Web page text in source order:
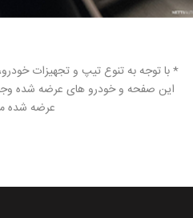
* با توجه به تنوع تیپ و تجهیزات
این صفحه و خودرو های عرضه شده
عرضه شده